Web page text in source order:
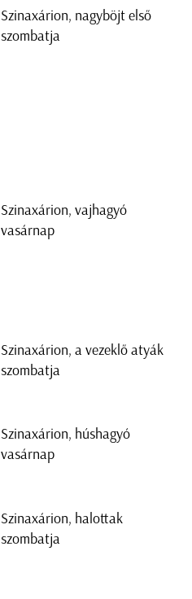
Szinaxárion, nagyböjt első
szombatja
Szinaxárion, vajhagyó
vasárnap
Szinaxárion, a vezeklő atyák
szombatja
Szinaxárion, húshagyó
vasárnap
Szinaxárion, halottak
szombatja